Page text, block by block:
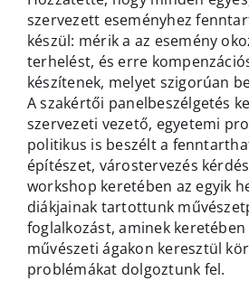
szervezett eseményhez
készül: mérik a az esemény
terhelést, és erre
készítenek, melyet szigorúan
A szakértői panelbeszélgetés
szervezeti vezető, egyetemi
politikus is beszélt a
építészet, várostervezés
workshop keretében az egyik
diákjainak tartottunk
foglalkozást, aminek
művészeti ágakon keresztül
problémákat dolgoztunk fel.